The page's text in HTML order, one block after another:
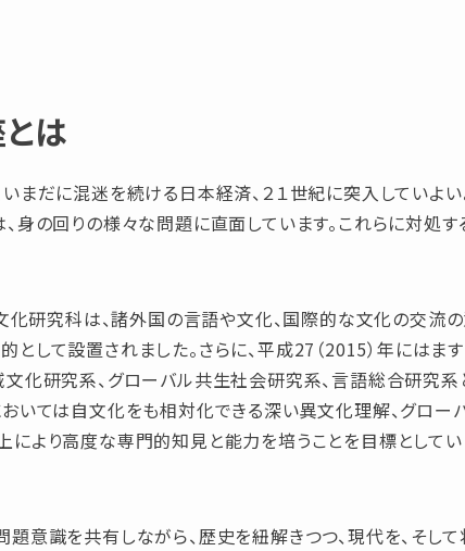
は
まだに混迷を続ける日本経済、２１世紀に突入してい
身の回りの様々な問題に直面しています。これらに対処
研究科は、諸外国の言語や文化、国際的な文化の交流
として設置されました。さらに、平成27（2015）年には
文化研究系、グローバル共生社会研究系、言語総合研究
おいては自文化をも相対化できる深い異文化理解、グロ
より高度な専門的知見と能力を培うことを目標としてい
意識を共有しながら、歴史を紐解きつつ、現代を、そし